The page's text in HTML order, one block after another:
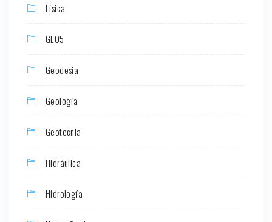
Física
GEO5
Geodesia
Geología
Geotecnia
Hidráulica
Hidrología